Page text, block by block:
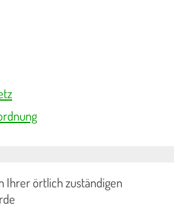
Ihrer örtlich zuständigen